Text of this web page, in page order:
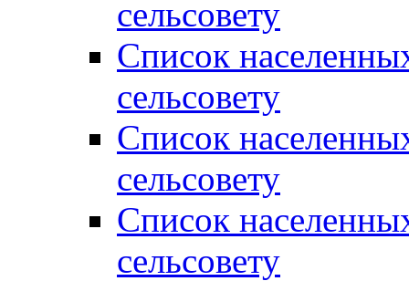
сельсовету
Список
сельсовету
Список
сельсовету
Список
сельсовету